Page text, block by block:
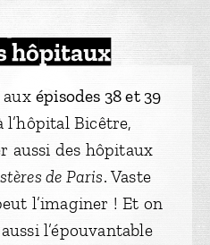
hôpitaux
épisodes 38 et 39
Bicêtre,
aussi des hôpitaux
de Paris. Vaste
l’imaginer ! Et on
l’épouvantable